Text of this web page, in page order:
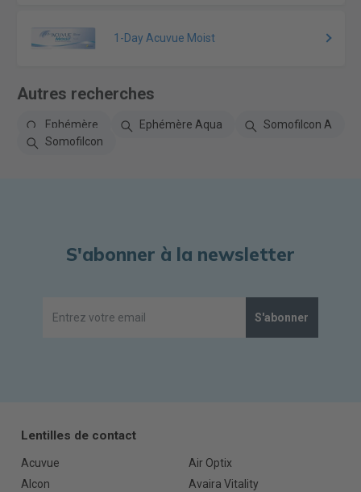
1-Day Acuvue Moist
Autres recherches
Ephémère Ephémère Aqua
Somofilcon A
Somofilcon
S'abonner à la newsletter
S'abonner
Lentilles de contact
Acuvue
Air Optix
Alcon
Avaira Vitality